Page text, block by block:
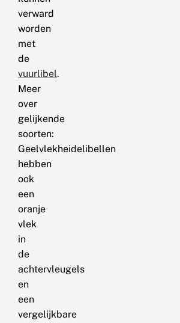
verward
worden
met
de
vuurlibel.
Meer
over
gelijkende
soorten:
Geelvlekheidelibellen
hebben
ook
een
oranje
vlek
in
de
achtervleugels
en
een
vergelijkbare